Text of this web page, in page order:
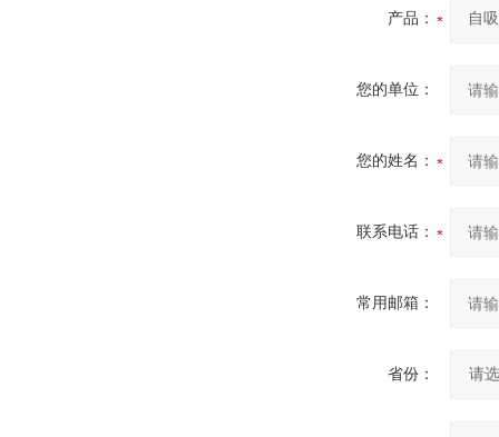
产品：
您的单位：
您的姓名：
联系电话：
常用邮箱：
省份：